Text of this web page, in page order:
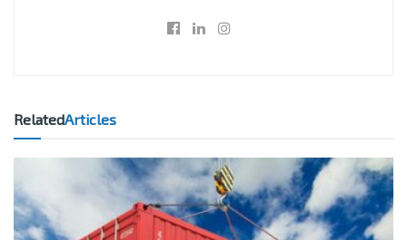
RelatedArticles